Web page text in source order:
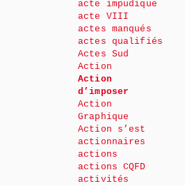
acte impudique
acte VIII
actes manqués
actes qualifiés
Actes Sud
Action
Action
d’imposer
Action
Graphique
Action s’est
actionnaires
actions
actions CQFD
activités